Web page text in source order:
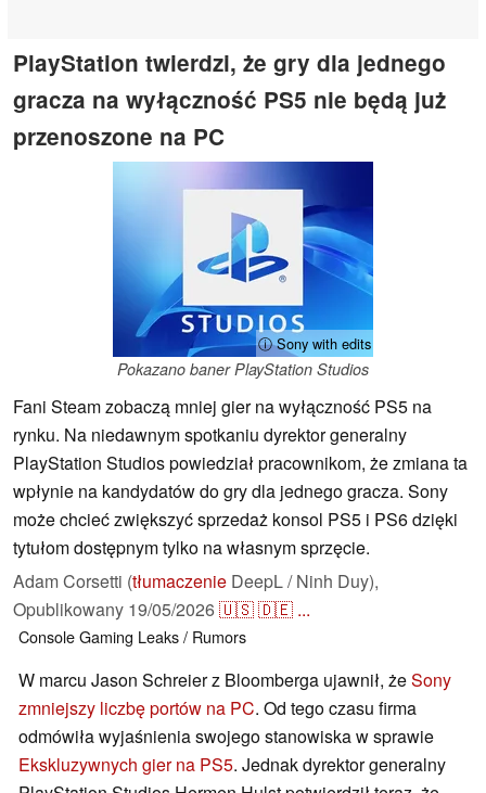
PlayStation twierdzi, że gry dla jednego
gracza na wyłączność PS5 nie będą już
przenoszone na PC
ⓘ Sony with edits
Pokazano baner PlayStation Studios
Fani Steam zobaczą mniej gier na wyłączność PS5 na
rynku. Na niedawnym spotkaniu dyrektor generalny
PlayStation Studios powiedział pracownikom, że zmiana ta
wpłynie na kandydatów do gry dla jednego gracza. Sony
może chcieć zwiększyć sprzedaż konsol PS5 i PS6 dzięki
tytułom dostępnym tylko na własnym sprzęcie.
Adam Corsetti (tłumaczenie DeepL / Ninh Duy),
Opublikowany 19/05/2026🇺🇸🇩🇪 ...
ConsoleGaming Leaks / Rumors
W marcu Jason Schreier z Bloomberga ujawnił, żeSony
zmniejszy liczbę portów na PC. Od tego czasu firma
odmówiła wyjaśnienia swojego stanowiska w sprawie
Ekskluzywnych gier na PS5. Jednak dyrektor generalny